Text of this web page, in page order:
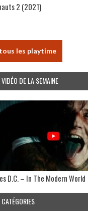
2 (2021)
les playtime
VIDÉO DE LA SEMAINE
D.C. – In The Modern World
CATÉGORIES